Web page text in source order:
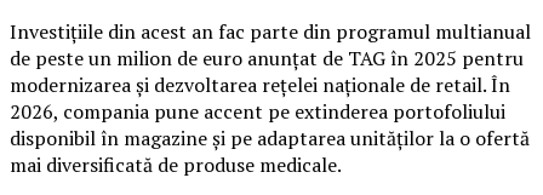
Investițiile din acest an fac parte din programul multianual
de peste un milion de euro anunțat de TAG în 2025 pentru
modernizarea și dezvoltarea rețelei naționale de retail. În
2026, compania pune accent pe extinderea portofoliului
disponibil în magazine și pe adaptarea unităților la o ofertă
mai diversificată de produse medicale.